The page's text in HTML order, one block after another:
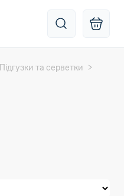
Підгузки та серветки